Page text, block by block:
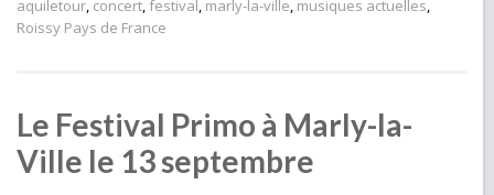
aquiletour, concert, festival, marly-la-ville, musiques actuelles,
Roissy Pays de France
Le Festival Primo à Marly-la-
Ville le 13 septembre